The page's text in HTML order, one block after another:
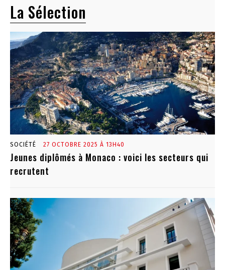
La Sélection
SOCIÉTÉ 27 OCTOBRE 2025 À 13H40
Jeunes diplômés à Monaco : voici les secteurs qui
recrutent